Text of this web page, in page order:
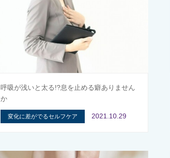
呼吸が浅いと太る!?息を止める癖ありません
か
変化に差がでるセルフケア 2021.10.29